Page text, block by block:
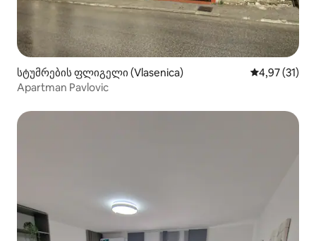
სტუმრების ფლიგელი (Vlasenica) საშუალო
4,97 (31)
Apartman Pavlovic